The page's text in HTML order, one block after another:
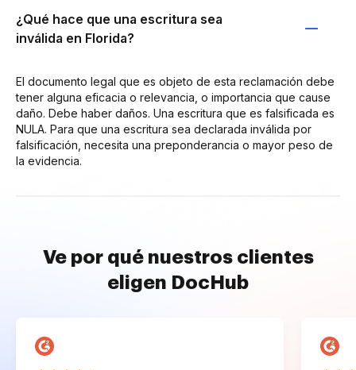
¿Qué hace que una escritura sea
inválida en Florida?
El documento legal que es objeto de esta reclamación debe
tener alguna eficacia o relevancia, o importancia que cause
daño. Debe haber daños. Una escritura que es falsificada es
NULA. Para que una escritura sea declarada inválida por
falsificación, necesita una preponderancia o mayor peso de
la evidencia.
Ve por qué nuestros clientes
eligen DocHub